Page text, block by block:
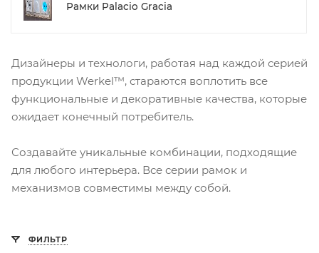
Рамки Palacio Gracia
Дизайнеры и технологи, работая над каждой серией
продукции Werkel™, стараются воплотить все
функциональные и декоративные качества, которые
ожидает конечный потребитель.
Создавайте уникальные комбинации, подходящие
для любого интерьера. Все серии рамок и
механизмов совместимы между собой.
ФИЛЬТР